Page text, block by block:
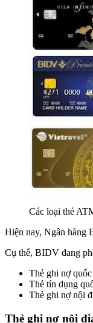
Các loại thẻ
Hiện nay, Ngân hàng
Cụ thể, BIDV đang
Thẻ ghi nợ quốc
Thẻ tín dụng
Thẻ ghi nợ nội
Thẻ ghi nợ nội